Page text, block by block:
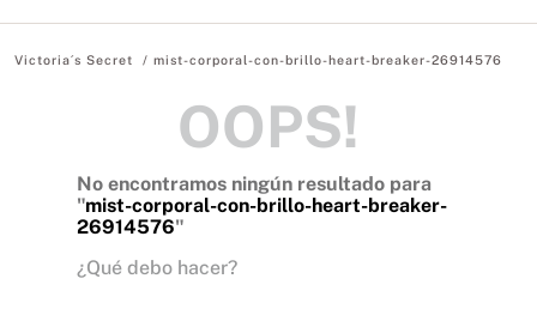
mist-corporal-con-brillo-heart-breaker-26914576
OOPS!
No encontramos ningún resultado para
"mist-corporal-con-brillo-heart-breaker-
26914576"
¿Qué debo hacer?